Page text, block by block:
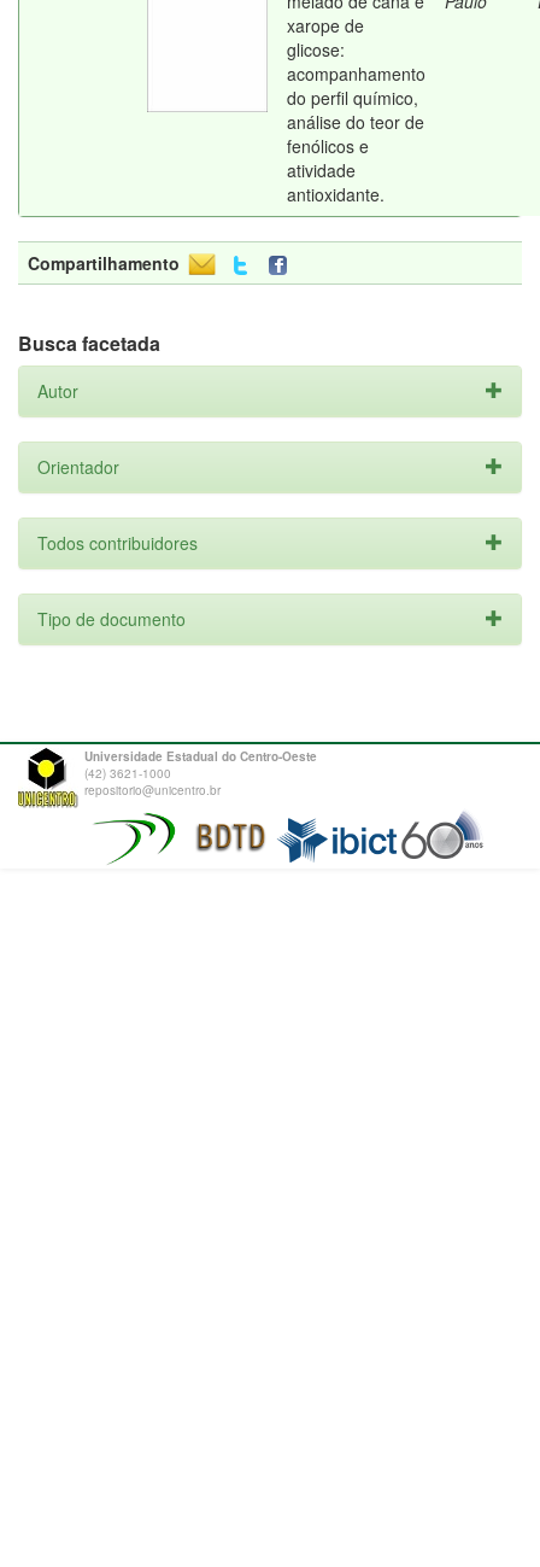
xarope de
glicose:
acompanhamento
do perfil químico,
análise do teor de
fenólicos e
atividade
antioxidante.
Compartilhamento
Busca facetada
Autor
Orientador
Todos contribuidores
Tipo de documento
Universidade Estadual do Centro-Oeste
(42) 3621-1000
repositorio@unicentro.br